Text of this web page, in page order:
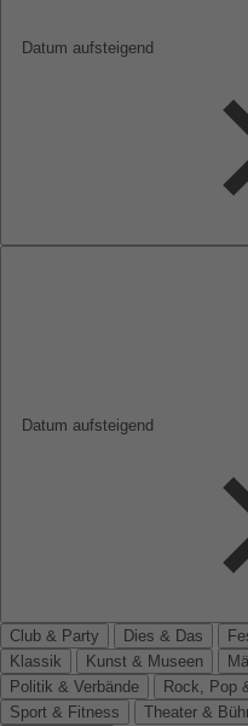
Datum aufsteigend
Datum aufsteigend
Club & Party Dies & Das
Klassik
Kunst & Museen
Politik & Verbände
Rock, Pop
Sport & Fitness
Theater &